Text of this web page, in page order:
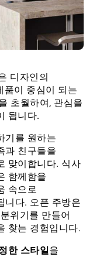
디자인의
품이 중심이 되는
초월하여, 관심을
됩니다.
기를 원하는
과 친구들을
맞이합니다. 식사
함께함을
속으로
니다. 오픈 주방은
위기를 만들어
찾는 경험입니다.
한 스타일을